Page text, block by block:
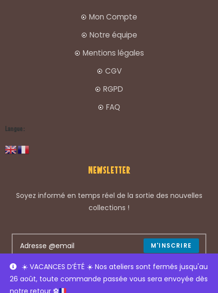
☀️ VACANCES D’ÉTÉ ☀️ Nos ateliers sont fermés jusqu'au
26 août, toute commande passée vous sera envoyée dès
notre retour ⚽
Mon Compte
Notre équipe
Mentions légales
CGV
RGPD
FAQ
Langue :
NEWSLETTER
Soyez informé en temps réel de la sortie des nouvelles
collections !
M'INSCRIRE
Accepter les termes du RGPD